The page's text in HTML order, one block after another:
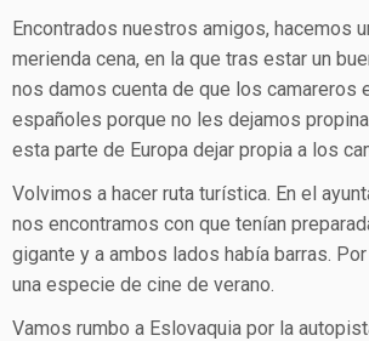
Encontrados nuestros amigos, hacemos
merienda cena, en la que tras estar un
nos damos cuenta de que los camareros
españoles porque no les dejamos
esta parte de Europa dejar propia a los
Volvimos a hacer ruta turística. En el
nos encontramos con que tenían
gigante y a ambos lados había barras.
una especie de cine de verano.
Vamos rumbo a Eslovaquia por la